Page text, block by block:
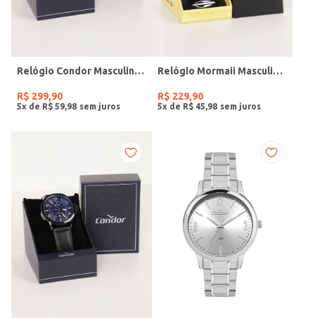
Relógio Condor Masculino PRETO
R$ 299,90
5x de R$ 59 98
Relógio Mormaii Masculino PRETO
R$ 229,90
5x de R$ 45 98